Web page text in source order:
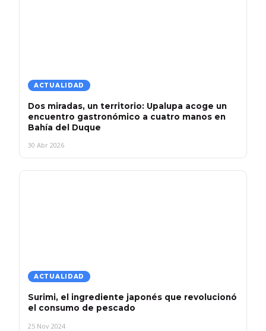
ACTUALIDAD
Dos miradas, un territorio: Upalupa acoge un
encuentro gastronómico a cuatro manos en
Bahía del Duque
30 Abr 2026
ACTUALIDAD
Surimi, el ingrediente japonés que revolucionó
el consumo de pescado
25 Nov 2024